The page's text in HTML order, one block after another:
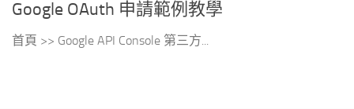
Google OAuth 申請範例教學
首頁 >> Google API Console 第三方...